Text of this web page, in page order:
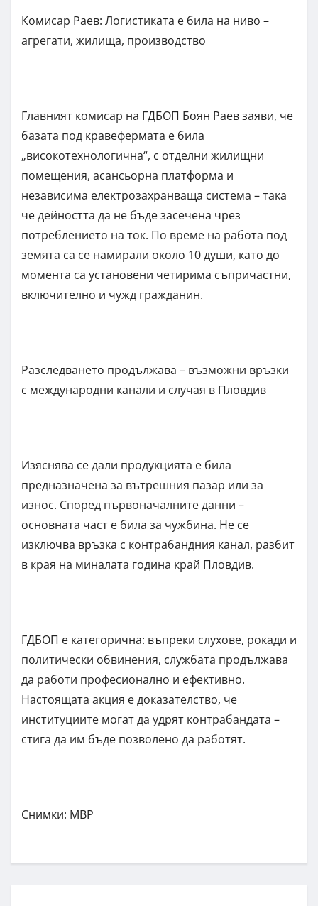
Комисар Раев: Логистиката е била на ниво –
агрегати, жилища, производство
Главният комисар на ГДБОП Боян Раев заяви, че
базата под кравефермата е била
„високотехнологична“, с отделни жилищни
помещения, асансьорна платформа и
независима електрозахранваща система – така
че дейността да не бъде засечена чрез
потреблението на ток. По време на работа под
земята са се намирали около 10 души, като до
момента са установени четирима съпричастни,
включително и чужд гражданин.
Разследването продължава – възможни връзки
с международни канали и случая в Пловдив
Изяснява се дали продукцията е била
предназначена за вътрешния пазар или за
износ. Според първоначалните данни –
основната част е била за чужбина. Не се
изключва връзка с контрабандния канал, разбит
в края на миналата година край Пловдив.
ГДБОП е категорична: въпреки слухове, рокади и
политически обвинения, службата продължава
да работи професионално и ефективно.
Настоящата акция е доказателство, че
институциите могат да удрят контрабандата –
стига да им бъде позволено да работят.
Снимки: МВР